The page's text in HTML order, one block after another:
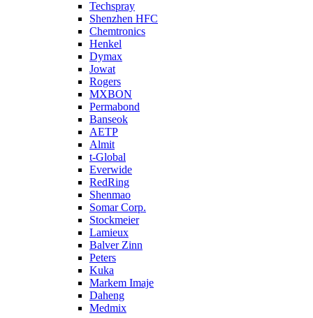
Techspray
Shenzhen HFC
Chemtronics
Henkel
Dymax
Jowat
Rogers
MXBON
Permabond
Banseok
AETP
Almit
t-Global
Everwide
RedRing
Shenmao
Somar Corp.
Stockmeier
Lamieux
Balver Zinn
Peters
Kuka
Markem Imaje
Daheng
Medmix